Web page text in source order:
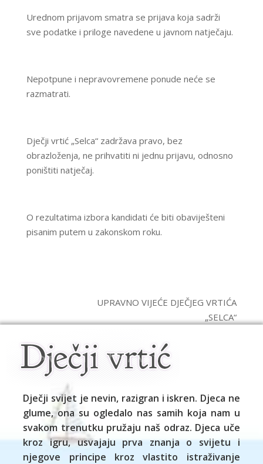
Urednom prijavom smatra se prijava koja sadrži
sve podatke i priloge navedene u javnom natječaju.
Nepotpune i nepravovremene ponude neće se
razmatrati.
Dječji vrtić „Selca“ zadržava pravo, bez
obrazloženja, ne prihvatiti ni jednu prijavu, odnosno
poništiti natječaj.
O rezultatima izbora kandidati će biti obaviješteni
pisanim putem u zakonskom roku.
UPRAVNO VIJEĆE DJEČJEG VRTIĆA
„SELCA“
Dječji svijet je nevin, razigran i iskren. Djeca ne
glume, ona su ogledalo nas samih koja nam u
svakom trenutku pružaju naš odraz. Djeca uče
kroz igru, usvajaju prva znanja o svijetu i
njegove principe kroz vlastito istraživanje